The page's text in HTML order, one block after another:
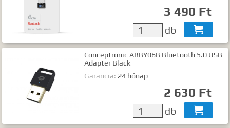
3 490 Ft
db 
Conceptronic ABBY06B Bluetooth 5.0 USB
Adapter Black
Garancia: 24 hónap
2 630 Ft
db 